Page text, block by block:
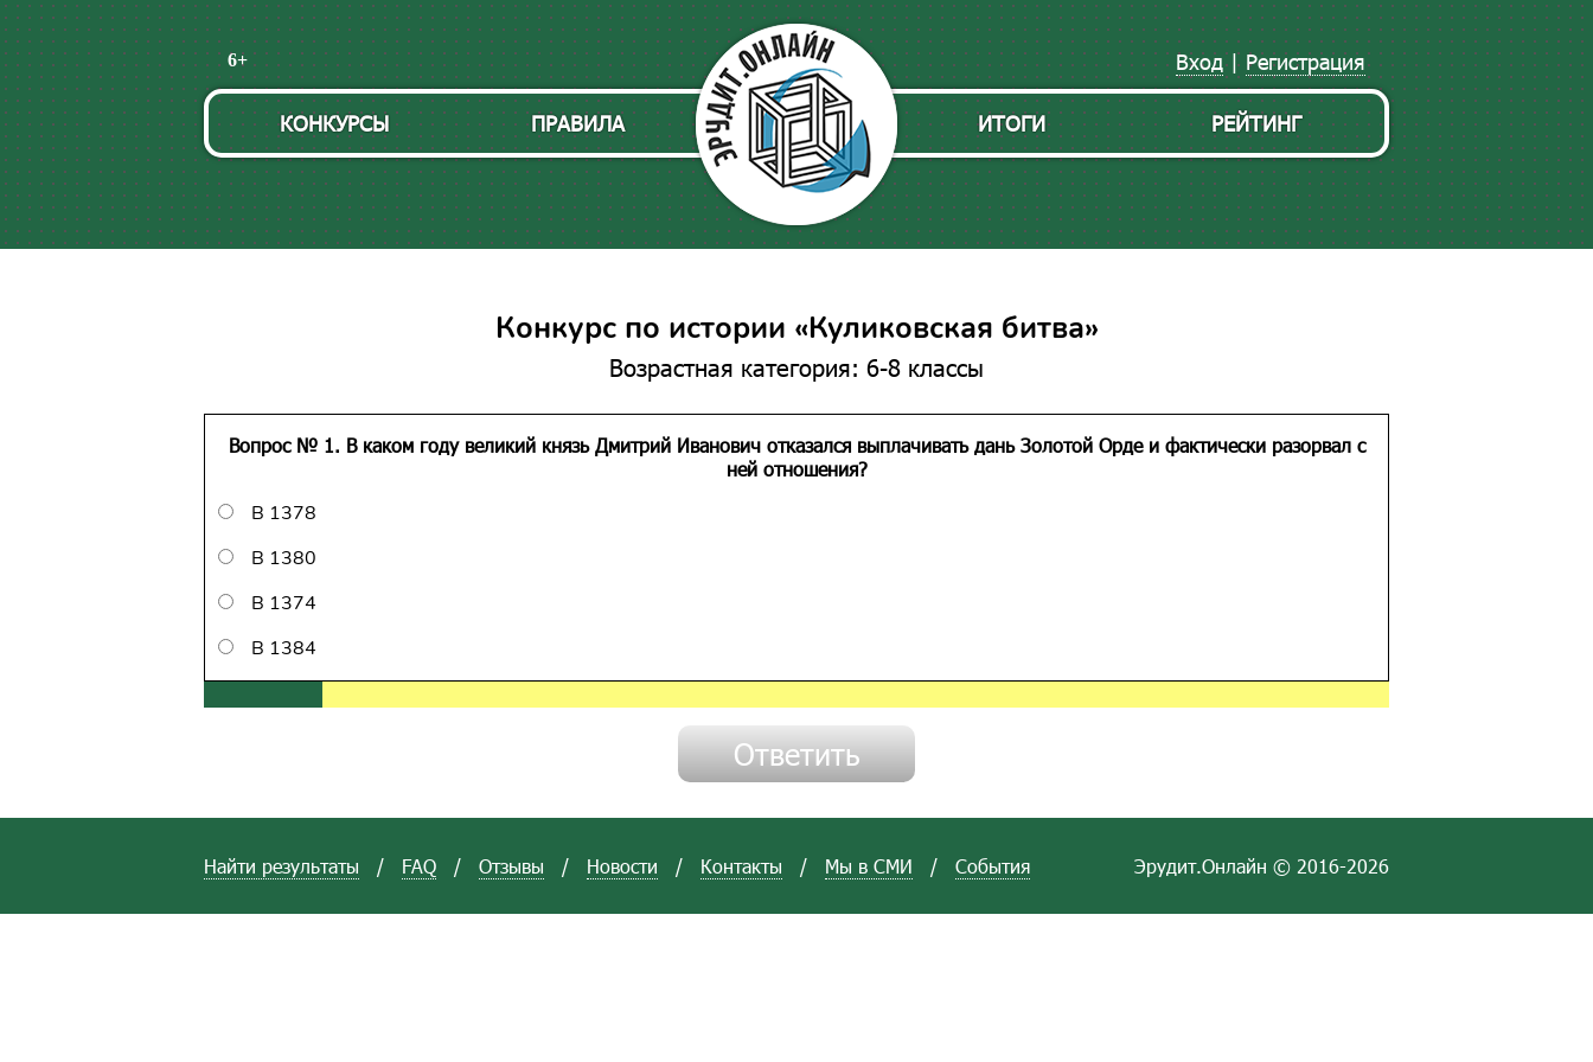
6+
Пропустить
навигацию
Регистрация
|
Вход
КОНКУРСЫ ПРАВИЛА РЕЙТИНГ
ИТОГИ
Конкурс по истории «Куликовская битва»
Возрастная категория: 6-8 классы
Вопрос № 1. В каком году великий князь Дмитрий Иванович отказался выплачивать дань Золотой Орде и фактически разорвал с
ней отношения?
В 1378
В 1380
В 1374
В 1384
Найти результаты / FAQ / Отзывы / Новости / Контакты / Мы в СМИ / События Эрудит.Онлайн © 2016-2026